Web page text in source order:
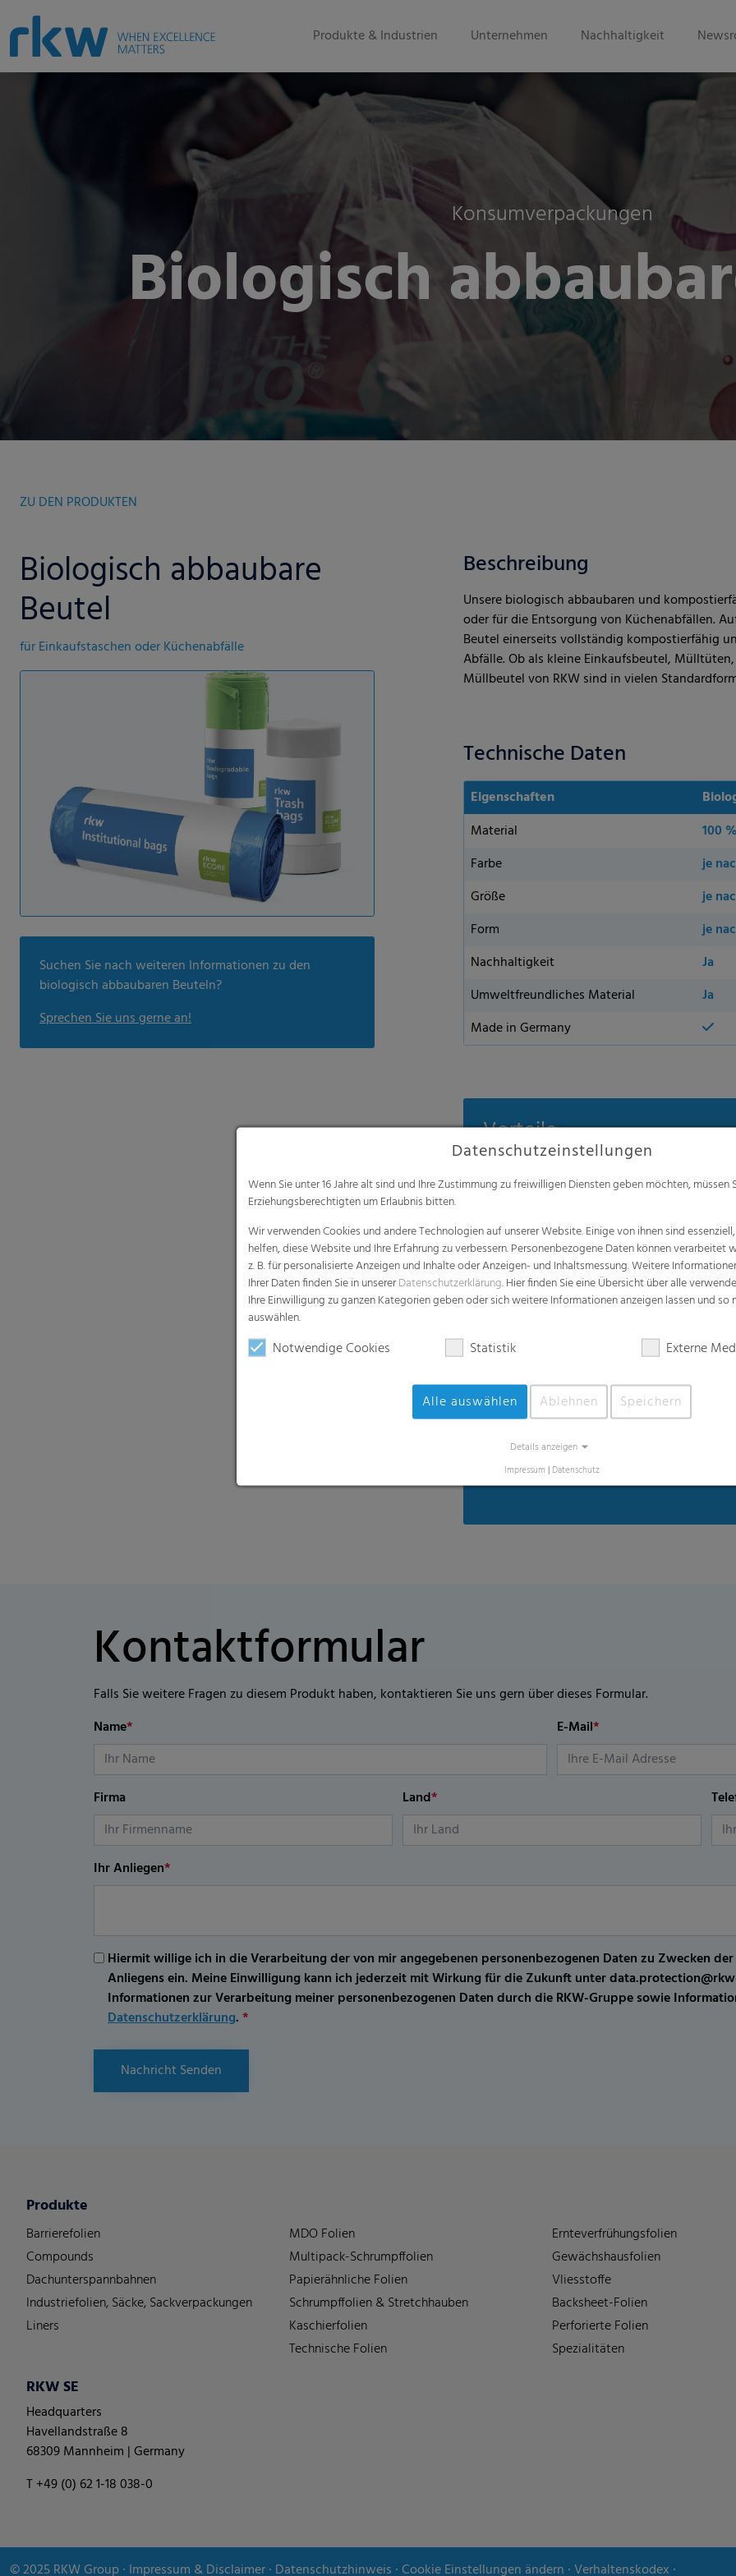
Produkte & Industrien Unternehmen Nachhaltigkeit
Konsumverpackungen
Biologisch
ZU DEN PRODUKTEN
Biologisch abbaubare
Beutel
für Einkaufstaschen oder Küchenabfälle
Suchen Sie nach weiteren Informationen zu den
biologisch abbaubaren Beuteln?
Sprechen Sie uns gerne an!
Beschreibung
Unsere biologisch abbaubaren und
oder für die Entsorgung von Küchenabfällen.
Beutel einerseits vollständig kompostierfähig
Abfälle. Ob als kleine Einkaufsbeutel,
Müllbeutel von RKW sind in vielen
Technische Daten
Eigenschaften
Material
100
Farbe
je
Größe
je
Form
je
Nachhaltigkeit
Ja
Umweltfreundliches Material
Ja
Made in Germany
Vorteile
Unterstützt die Nachhaltigkeit
Erfüllt die Kompostierstandards
Geeignet für feuchte und nasse
Sehr hohe Barrierewirkung gegen das
Einfaches Aussortieren der
Geringere petrochemische
Geringerer CO2 ausstoß im vergleich
Ungiftiges produkt
Weiche haptik
Vom Biodegradable Products Institute
Erfüllt die Europäische Norm EN 13432
Kontaktformular
Falls Sie weitere Fragen zu diesem Produkt haben, kontaktieren Sie uns gern über dieses Formular.
Name* E-Mail*
Firma Land*
Ihr Anliegen*
Hiermit willige ich in die Verarbeitung der von mir angegebenen personenbezogenen Daten zu Zwecken
Anliegens ein. Meine Einwilligung kann ich jederzeit mit Wirkung für die Zukunft unter
Informationen zur Verarbeitung meiner personenbezogenen Daten durch die RKW-Gruppe sowie
Datenschutzerklärung.*
Nachricht Senden
Datenschutzeinstellungen
Wenn Sie unter 16 Jahre alt sind und Ihre Zustimmung zu freiwilligen Diensten geben möchten, müssen
Erziehungsberechtigten um Erlaubnis bitten.
Wir verwenden Cookies und andere Technologien auf unserer Website. Einige von ihnen sind
helfen, diese Website und Ihre Erfahrung zu verbessern. Personenbezogene Daten können verarbeitet
z. B. für personalisierte Anzeigen und Inhalte oder Anzeigen- und Inhaltsmessung. Weitere
Ihrer Daten finden Sie in unsererDatenschutzerklärung. Hier finden Sie eine Übersicht über alle
Ihre Einwilligung zu ganzen Kategorien geben oder sich weitere Informationen anzeigen lassen und so
auswählen.
Notwendige Cookies Statistik Externe
Alle auswählen Ablehnen Speichern
Details anzeigen
Impressum | Datenschutz
Produkte
Barrierefolien
Compounds
Dachunterspannbahnen
Industriefolien, Säcke, Sackverpackungen
Liners
MDO Folien
Multipack-Schrumpffolien
Papierähnliche Folien
Schrumpffolien & Stretchhauben
Kaschierfolien
Technische Folien
Ernteverfrühungsfolien
Gewächshausfolien
Vliesstoffe
Backsheet-Folien
Perforierte Folien
Spezialitäten
RKW SE
Headquarters
Havellandstraße 8
68309 Mannheim | Germany
T +49 (0) 62 1-18 038-0
© 2025RKW Group∙ Impressum & Disclaimer∙ Datenschutzhinweis ∙Cookie Einstellungen ändern ∙Verhaltenskodex ∙